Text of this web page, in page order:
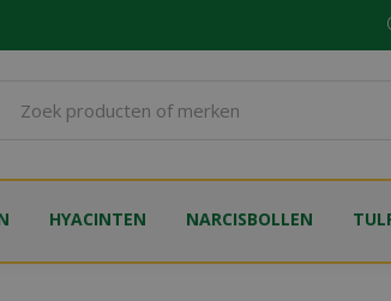
HYACINTEN NARCISBOLLEN